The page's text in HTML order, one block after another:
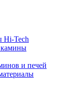
Hi-Tech
камины
и печей